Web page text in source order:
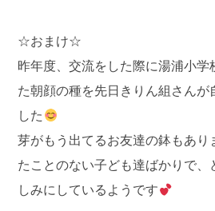
☆おまけ☆
昨年度、交流をした際に湯浦小学
た朝顔の種を先日きりん組さんが
した
芽がもう出てるお友達の鉢もあり
たことのない子ども達ばかりで、
しみにしているようです